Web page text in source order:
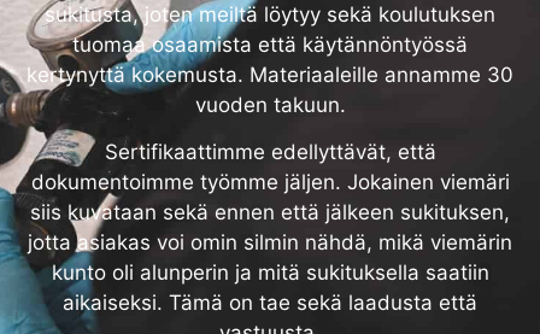
sukitusta, joten meiltä löytyy sekä koulutuksen
tuomaa osaamista että käytännöntyössä
kertynyttä kokemusta. Materiaaleille annamme 30
vuoden takuun.
Sertifikaattimme edellyttävät, että
dokumentoimme työmme jäljen. Jokainen viemäri
siis kuvataan sekä ennen että jälkeen sukituksen,
jotta asiakas voi omin silmin nähdä, mikä viemärin
kunto oli alunperin ja mitä sukituksella saatiin
aikaiseksi. Tämä on tae sekä laadusta että